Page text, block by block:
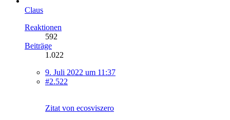
Claus
Reaktionen
592
Beiträge
1.022
9. Juli 2022 um 11:37
#2.522
Zitat von ecosviszero